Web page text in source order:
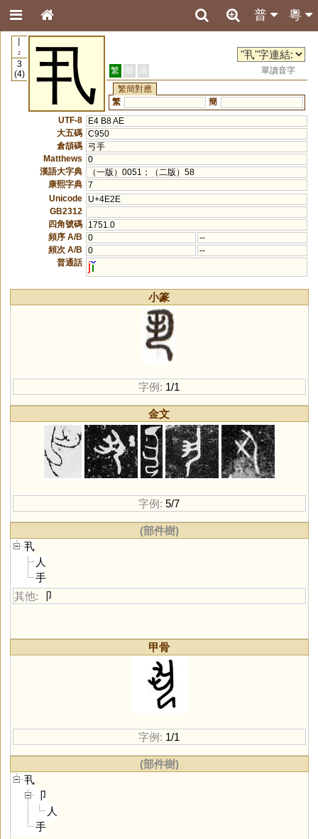
粵
普
2
3
(4)
丮 繁 簡 港
單讀音字
繁簡對應
繁
簡
UTF-8
E4 B8 AE
大五碼 C950
倉頡碼
弓手
Matthews
0
漢語大字典
（一版）0051；（二版）58
康熙字典 7
Unicode
U+4E2E
GB2312
四角號碼
1751.0
頻序 A/B
0
--
頻次 A/B
0
--
普通話
j
小篆
字例: 1/1
金文
字例: 5/7
(部件樹)
丮
人
手
其他:
卩
甲骨
字例: 1/1
(部件樹)
丮
卩
人
手